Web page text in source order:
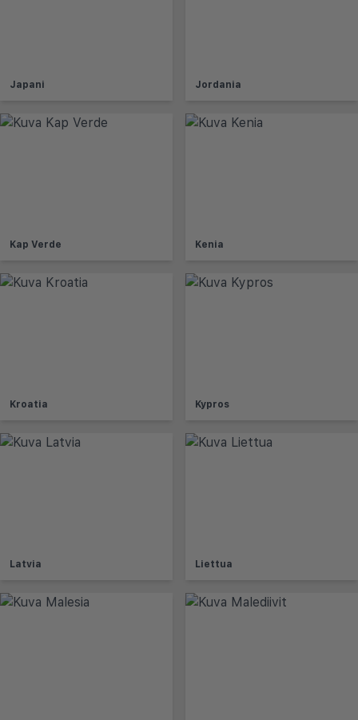
Japani Jordania
Kap Verde Kenia
Kroatia Kypros
Latvia Liettua